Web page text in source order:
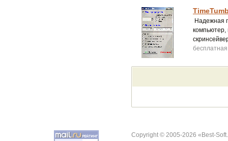
Надежная
компьютер,
бесплатная
Copyright © 2005-2026 «Best-